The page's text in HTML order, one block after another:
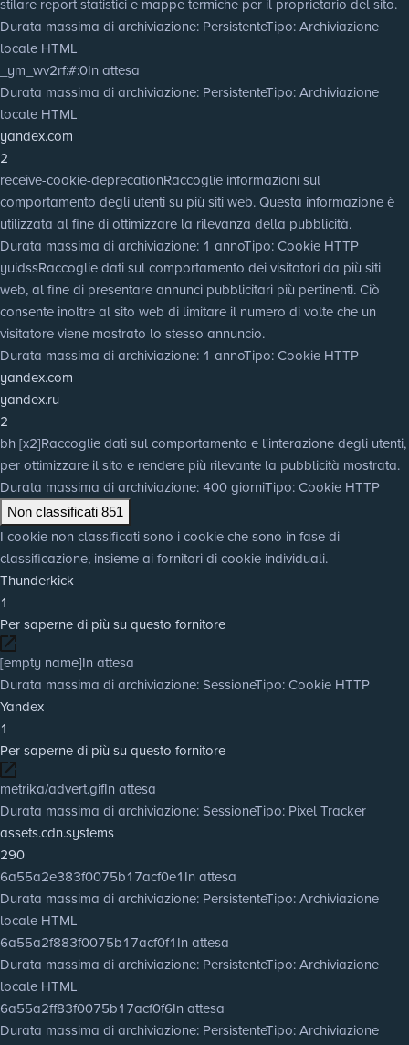
stilare report statistici e mappe termiche per il proprietario del sito.
Durata massima di archiviazione: PersistenteTipo: Archiviazione
locale HTML
_ym_wv2rf:#:0In attesa
Durata massima di archiviazione: PersistenteTipo: Archiviazione
locale HTML
yandex.com
2
receive-cookie-deprecationRaccoglie informazioni sul
comportamento degli utenti su più siti web. Questa informazione è
utilizzata al fine di ottimizzare la rilevanza della pubblicità.
Durata massima di archiviazione: 1 annoTipo: Cookie HTTP
yuidssRaccoglie dati sul comportamento dei visitatori da più siti
web, al fine di presentare annunci pubblicitari più pertinenti. Ciò
consente inoltre al sito web di limitare il numero di volte che un
visitatore viene mostrato lo stesso annuncio.
Durata massima di archiviazione: 1 annoTipo: Cookie HTTP
yandex.com
yandex.ru
2
bh [x2]Raccoglie dati sul comportamento e l'interazione degli utenti,
per ottimizzare il sito e rendere più rilevante la pubblicità mostrata.
Durata massima di archiviazione: 400 giorniTipo: Cookie HTTP
Non classificati 851
I cookie non classificati sono i cookie che sono in fase di
classificazione, insieme ai fornitori di cookie individuali.
Thunderkick
1
Per saperne di più su questo fornitore
[empty name]In attesa
Durata massima di archiviazione: SessioneTipo: Cookie HTTP
Yandex
1
Per saperne di più su questo fornitore
metrika/advert.gifIn attesa
Durata massima di archiviazione: SessioneTipo: Pixel Tracker
assets.cdn.systems
290
6a55a2e383f0075b17acf0e1In attesa
Durata massima di archiviazione: PersistenteTipo: Archiviazione
locale HTML
6a55a2f883f0075b17acf0f1In attesa
Durata massima di archiviazione: PersistenteTipo: Archiviazione
locale HTML
6a55a2ff83f0075b17acf0f6In attesa
Durata massima di archiviazione: PersistenteTipo: Archiviazione